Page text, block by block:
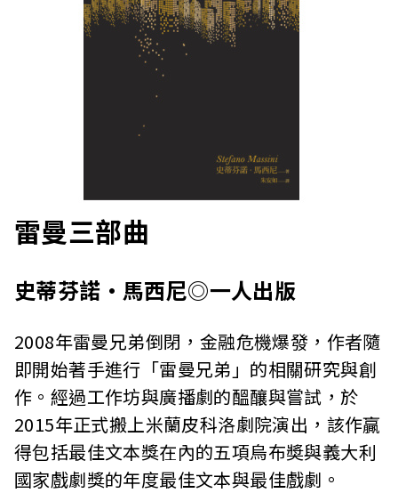
雷曼三部曲
史蒂芬諾·馬西尼◎一人出版
2008年雷曼兄弟倒閉，金融危機爆發，作者隨
即開始著手進行「雷曼兄弟」的相關研究與創
作。經過工作坊與廣播劇的醞釀與嘗試，於
2015年正式搬上米蘭皮科洛劇院演出，該作贏
得包括最佳文本獎在內的五項烏布奬與義大利
國家戲劇獎的年度最佳文本與最佳戲劇。